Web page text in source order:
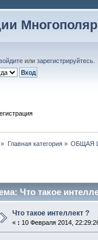
или зарегистрируйтесь
» Главная категория» ОБЩАЯ
Что такое
Что такое интеллект ?
« : 10 Февраля 2014,